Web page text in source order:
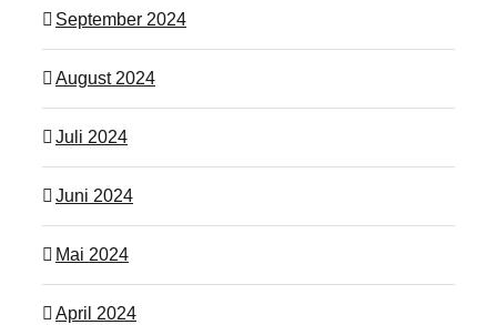
September 2024
August 2024
Juli 2024
Juni 2024
Mai 2024
April 2024